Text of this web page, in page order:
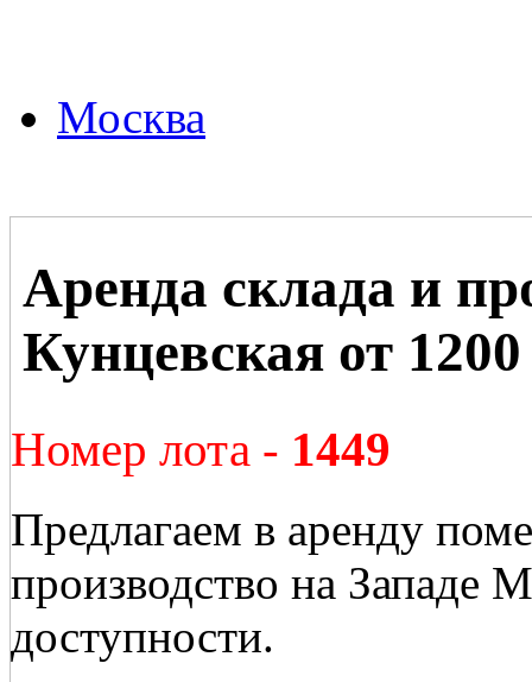
Москва
Аренда склада и
Кунцевская от
Номер лота - 1449
Предлагаем в аренду
производство на Западе
доступности.